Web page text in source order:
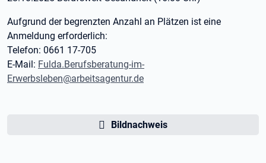
Aufgrund der begrenzten Anzahl an Plätzen ist eine
Anmeldung erforderlich:
Telefon: 0661 17-705
E-Mail: Fulda.Berufsberatung-im-
Erwerbsleben@arbeitsagentur.de
Bildnachweis